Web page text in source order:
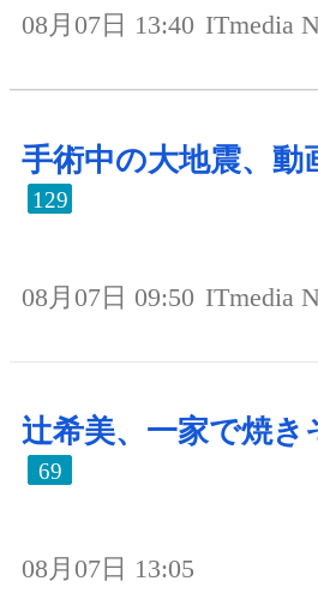
08月07日 13:40 ITmedia
手術中の大地震、動
129
08月07日 09:50 ITmedia
辻希美、一家で焼き
69
08月07日 13:05